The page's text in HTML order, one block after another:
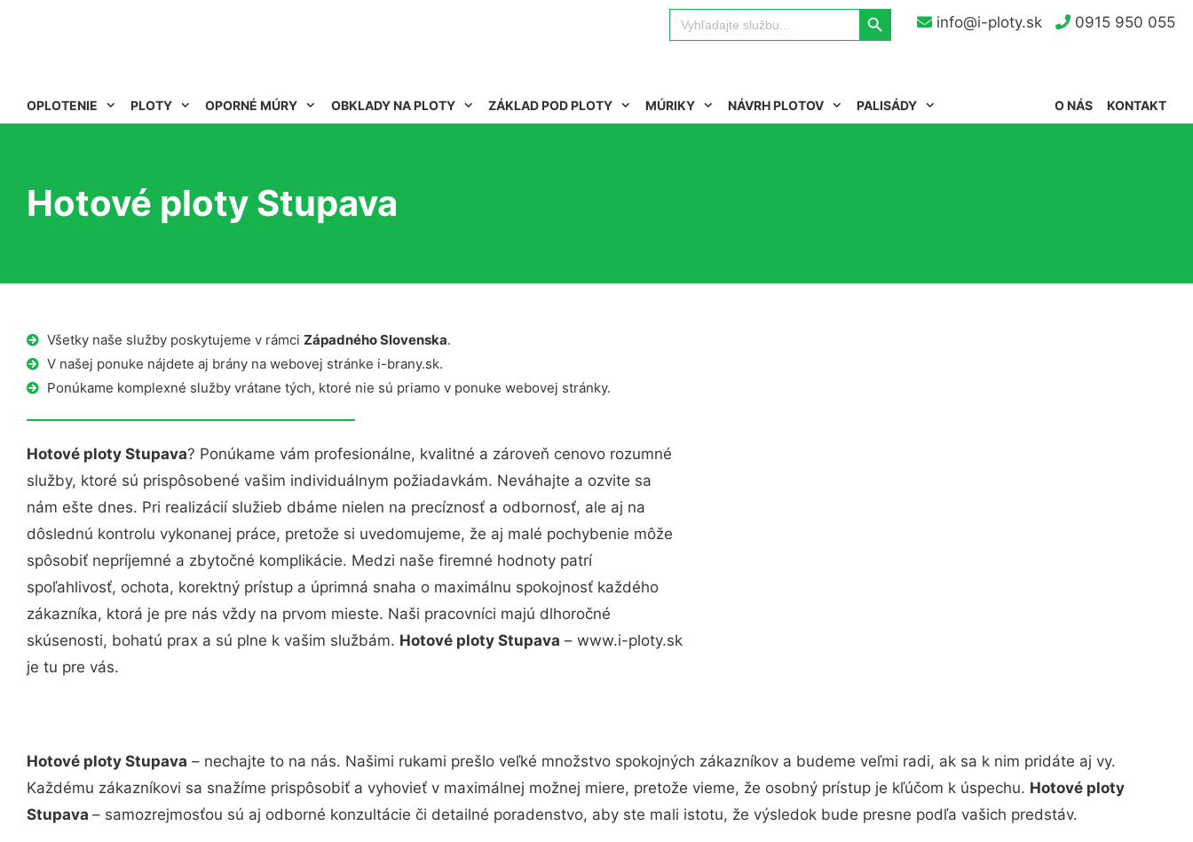
info@i-ploty.sk 0915 950 055
Search
for:
Search Button
OPLOTENIE PLOTY OPORNÉ MÚRY OBKLADY NA PLOTY ZÁKLAD POD PLOTY MÚRIKY NÁVRH PLOTOV PALISÁDY KONTAKT
O NÁS
Hotové ploty Stupava
Všetky naše služby poskytujeme v rámci Západného Slovenska.
V našej ponuke nájdete aj brány na webovej stránke i-brany.sk.
Ponúkame komplexné služby vrátane tých, ktoré nie sú priamo v ponuke webovej stránky.
Hotové ploty Stupava? Ponúkame vám profesionálne, kvalitné a zároveň cenovo rozumné
služby, ktoré sú prispôsobené vašim individuálnym požiadavkám. Neváhajte a ozvite sa
nám ešte dnes. Pri realizácií služieb dbáme nielen na precíznosť a odbornosť, ale aj na
dôslednú kontrolu vykonanej práce, pretože si uvedomujeme, že aj malé pochybenie môže
spôsobiť nepríjemné a zbytočné komplikácie. Medzi naše firemné hodnoty patrí
spoľahlivosť, ochota, korektný prístup a úprimná snaha o maximálnu spokojnosť každého
zákazníka, ktorá je pre nás vždy na prvom mieste. Naši pracovníci majú dlhoročné
skúsenosti, bohatú prax a sú plne k vašim službám. Hotové ploty Stupava – www.i-ploty.sk
je tu pre vás.
Hotové ploty Stupava – nechajte to na nás. Našimi rukami prešlo veľké množstvo spokojných zákazníkov a budeme veľmi radi, ak sa k nim pridáte aj vy.
Každému zákazníkovi sa snažíme prispôsobiť a vyhovieť v maximálnej možnej miere, pretože vieme, že osobný prístup je kľúčom k úspechu. Hotové ploty
Stupava – samozrejmosťou sú aj odborné konzultácie či detailné poradenstvo, aby ste mali istotu, že výsledok bude presne podľa vašich predstáv.